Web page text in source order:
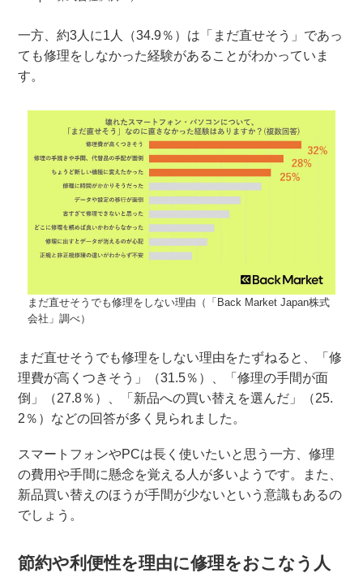
一方、約3人に1人（34.9％）は「まだ直せそう」であっ
ても修理をしなかった経験があることがわかっていま
す。
まだ直せそうでも修理をしない理由（「Back Market Japan株式
会社」調べ）
まだ直せそうでも修理をしない理由をたずねると、「修
理費が高くつきそう」（31.5％）、「修理の手間が面
倒」（27.8％）、「新品への買い替えを選んだ」（25.
2％）などの回答が多く見られました。
スマートフォンやPCは長く使いたいと思う一方、修理
の費用や手間に懸念を覚える人が多いようです。また、
新品買い替えのほうが手間が少ないという意識もあるの
でしょう。
節約や利便性を理由に修理をおこなう人